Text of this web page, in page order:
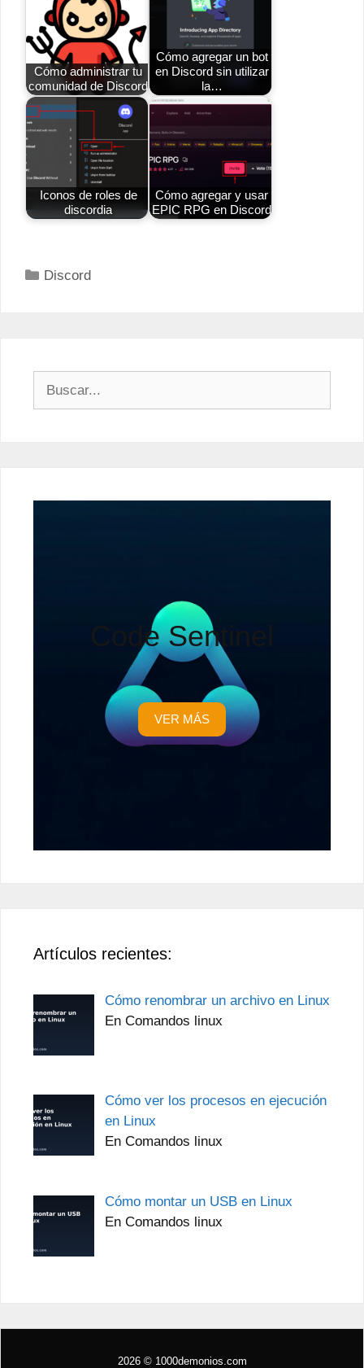
Cómo administrar tu
comunidad de Discord
Cómo agregar un bot
en Discord sin utilizar
la…
Iconos de roles de
discordia
Cómo agregar y usar
EPIC RPG en Discord
Categorías
Discord
Code Sentinel
VER MÁS
Artículos recientes:
Cómo renombrar un archivo en Linux
En Comandos linux
Cómo ver los procesos en ejecución
en Linux
En Comandos linux
Cómo montar un USB en Linux
En Comandos linux
2026 © 1000demonios.com